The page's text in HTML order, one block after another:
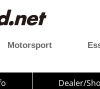
Motorsport
Dealer/